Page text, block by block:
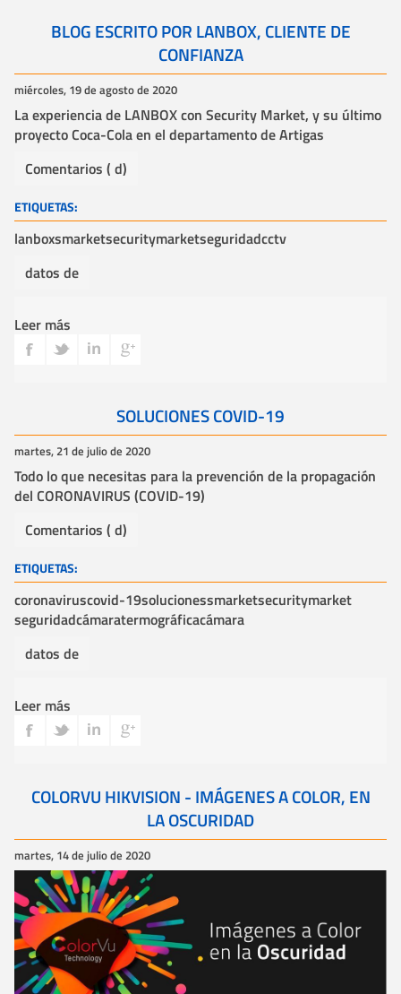
BLOG ESCRITO POR LANBOX, CLIENTE DE
CONFIANZA
miércoles, 19 de agosto de 2020
La experiencia de LANBOX con Security Market, y su último
proyecto Coca-Cola en el departamento de Artigas
Comentarios ( d)
ETIQUETAS:
lanboxsmarketsecuritymarketseguridadcctv
datos de
Leer más
SOLUCIONES COVID-19
martes, 21 de julio de 2020
Todo lo que necesitas para la prevención de la propagación
del CORONAVIRUS (COVID-19)
Comentarios ( d)
ETIQUETAS:
coronaviruscovid-19solucionessmarketsecuritymarket
seguridadcámaratermográficacámara
datos de
Leer más
COLORVU HIKVISION - IMÁGENES A COLOR, EN
LA OSCURIDAD
martes, 14 de julio de 2020